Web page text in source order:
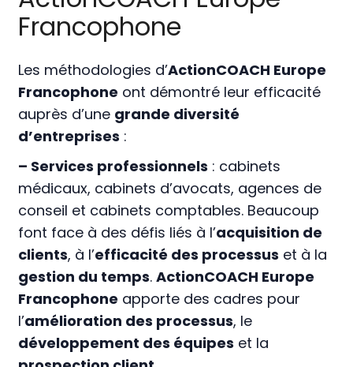
Francophone
Les méthodologies d’ActionCOACH Europe
Francophone ont démontré leur efficacité
auprès d’une grande diversité
d’entreprises :
– Services professionnels : cabinets
médicaux, cabinets d’avocats, agences de
conseil et cabinets comptables. Beaucoup
font face à des défis liés à l’acquisition de
clients, à l’efficacité des processus et à la
gestion du temps.ActionCOACH Europe
Francophone apporte des cadres pour
l’amélioration des processus, le
développement des équipes et la